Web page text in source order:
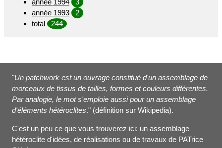
année 1994
3
année 1993
2
total
244
"Un patchwork est un ouvrage constitué d'un assemblage de
morceaux de tissus de tailles, formes et couleurs différentes.
Par analogie, le mot s'emploie aussi pour un assemblage
d'éléments hétéroclites." (définition sur Wikipedia).
C'est un peu ce que vous trouverez ici: un assemblage
hétéroclite d'idées, de réalisations ou de travaux de PATrice